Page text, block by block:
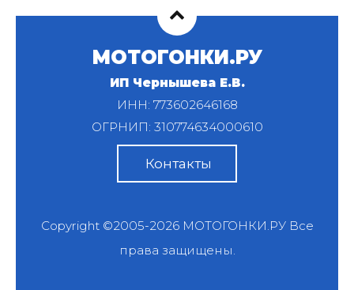
МОТОГОНКИ.РУ
ИП Чернышева Е.В.
ИНН: 773602646168
ОГРНИП: 310774634000610
Контакты
Copyright ©2005-2026 МОТОГОНКИ.РУВсе
права защищены.